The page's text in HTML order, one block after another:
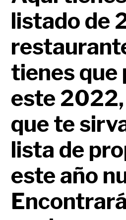
listado de
tienes que
este
que te
lista de
este año